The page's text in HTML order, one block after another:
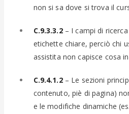
non si sa dove si trova il
C.9.3.3.2– I campi di
etichette chiare, perciò chi
assistita non capisce cosa
C.9.4.1.2– Le sezioni
contenuto, piè di pagina)
e le modifiche dinamiche